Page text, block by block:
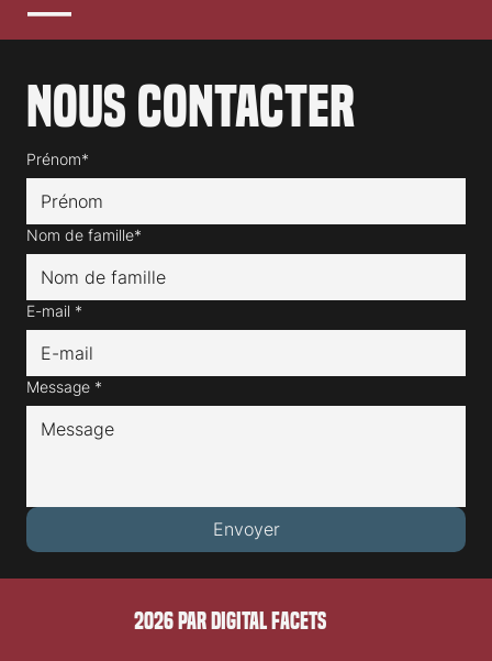
Nous contacter
Prénom*
Nom de famille*
E-mail *
Message *
Envoyer
2026 PAR DIGITAL FACETS